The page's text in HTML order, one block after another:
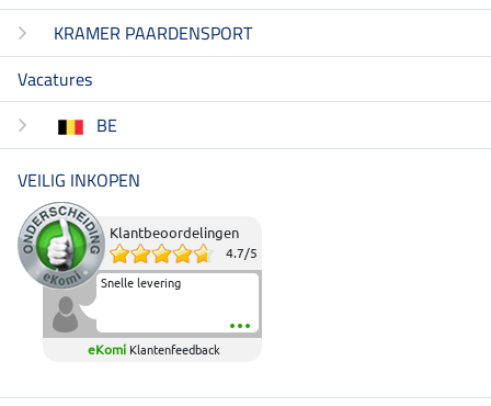
KRAMER PAARDENSPORT
Vacatures
BE
VEILIG INKOPEN
Klantbeoordelingen
4.7/5
Snelle levering
eKomi Klantenfeedback